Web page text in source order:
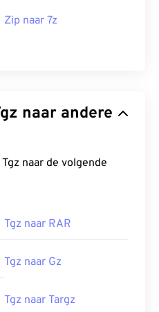
Zip naar 7z
Tgz naar RAR
Tgz naar Gz
Tgz naar Targz